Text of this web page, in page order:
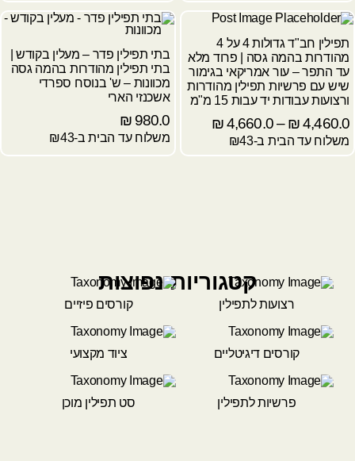
תפילין חב"ד גדולות 4 על 4
מהודרות בהמה גסה | פרוד מלא
עד התפר – עור אמריקאי בגימור
שיש עם פרשיות תפילין מהודרות
ורצועות עבודות יד עבות 15 מ"מ
4,460.0
₪
–
4,660.0
₪
משלוח עד הבית ב-₪43
בתי תפילין פדר – מעלין בקודש |
בתי תפילין מהודרות בהמה גסה
מכוונות – ש' בנוסח ספרדי
אשכנזי הארי
980.0
₪
משלוח עד הבית ב-₪43
קטגוריות נפוצות
רצועות לתפילין קורסים פיזיים
קורסים דיגיטליים ציוד מקצועי
פרשיות לתפילין סט תפילין מוכן